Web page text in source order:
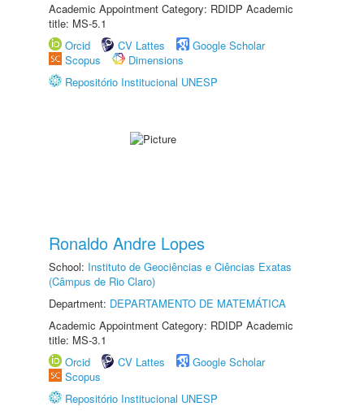
Academic Appointment Category: RDIDP Academic
title: MS-5.1
Orcid
CV Lattes
Google Scholar
Scopus
Dimensions
Repositório Institucional UNESP
Ronaldo Andre Lopes
School: Instituto de Geociências e Ciências Exatas
(Câmpus de Rio Claro)
Department: DEPARTAMENTO DE MATEMÁTICA
Academic Appointment Category: RDIDP Academic
title: MS-3.1
Orcid
CV Lattes
Google Scholar
Scopus
Repositório Institucional UNESP